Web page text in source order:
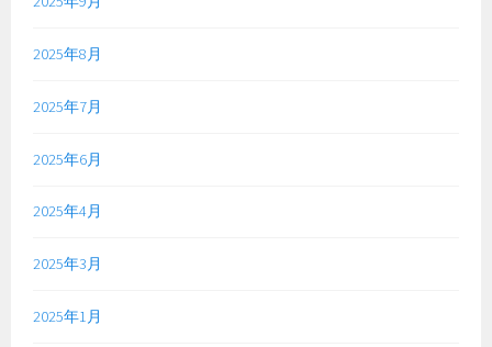
2025年8月
2025年7月
2025年6月
2025年4月
2025年3月
2025年1月